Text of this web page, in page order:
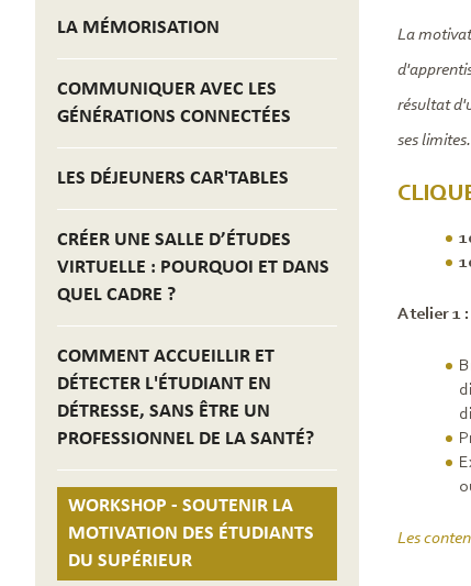
LA MÉMORISATION
COMMUNIQUER AVEC LES
GÉNÉRATIONS CONNECTÉES
LES DÉJEUNERS CAR'TABLES
CRÉER UNE SALLE D’ÉTUDES
VIRTUELLE : POURQUOI ET DANS
QUEL CADRE ?
COMMENT ACCUEILLIR ET
DÉTECTER L'ÉTUDIANT EN
DÉTRESSE, SANS ÊTRE UN
PROFESSIONNEL DE LA SANTÉ?
WORKSHOP - SOUTENIR LA
MOTIVATION DES ÉTUDIANTS
DU SUPÉRIEUR
La
résultat
ses
Atelier 1 :
Les